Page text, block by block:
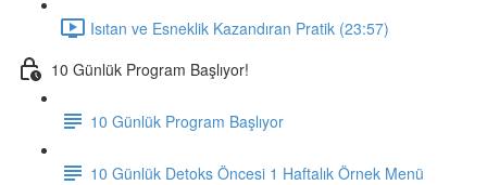
Isıtan ve Esneklik Kazandıran Pratik (23:57)
10 Günlük Program Başlıyor!
10 Günlük Program Başlıyor
10 Günlük Detoks Öncesi 1 Haftalık Örnek Menü